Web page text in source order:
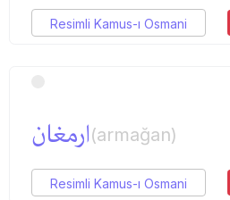
Resimli Kamus-ı Osmani
ارمغان(armağan)
Resimli Kamus-ı Osmani